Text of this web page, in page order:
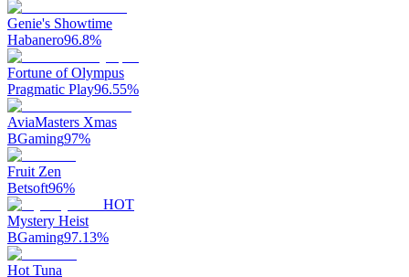
Genie's Showtime
Habanero96.8%
Fortune of Olympus
Pragmatic Play96.55%
AviaMasters Xmas
BGaming97%
Fruit Zen
Betsoft96%
HOT
Mystery Heist
BGaming97.13%
Hot Tuna